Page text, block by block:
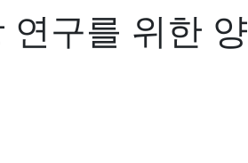
구를 위한